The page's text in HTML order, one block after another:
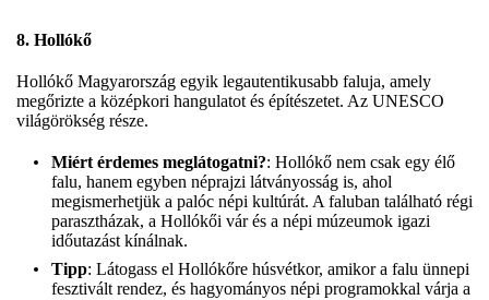
8. Hollókő
Hollókő Magyarország egyik legautentikusabb faluja, amely
megőrizte a középkori hangulatot és építészetet. Az UNESCO
világörökség része.
Miért érdemes meglátogatni?: Hollókő nem csak egy élő
falu, hanem egyben néprajzi látványosság is, ahol
megismerhetjük a palóc népi kultúrát. A faluban található régi
parasztházak, a Hollókői vár és a népi múzeumok igazi
időutazást kínálnak.
Tipp: Látogass el Hollókőre húsvétkor, amikor a falu ünnepi
fesztivált rendez, és hagyományos népi programokkal várja a